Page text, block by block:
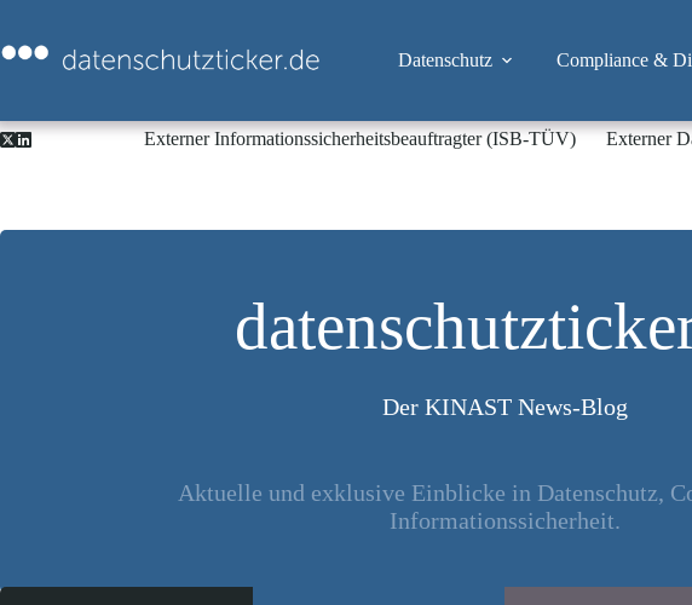
springen
Datenschutz Compliance &
Externer Informationssicherheitsbeauftragter (ISB-TÜV) Externer
Der KINAST News-Blog
Aktuelle und exklusive Einblicke in Datenschutz,
Informationssicherheit.